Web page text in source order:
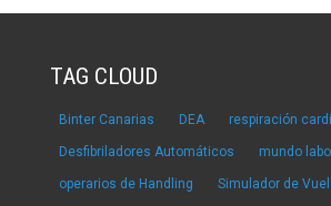
TAG CLOUD
Binter Canarias DEA respiración
Desfibriladores Automáticos mundo
operarios de Handling Simulador de